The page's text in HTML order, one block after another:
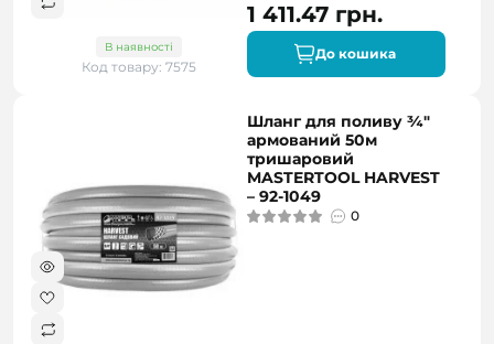
В наявності
Код товару: 7575
1 411.47 грн.
До кошика
Шланг для поливу ¾"
армований 50м
тришаровий
MASTERTOOL HARVEST
– 92-1049
0